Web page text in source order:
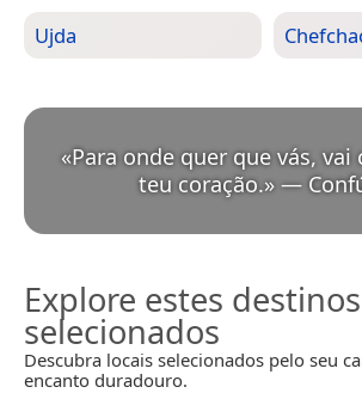
Ujda
«Para onde quer que vás,
teu coração.» —
Explore estes destinos
selecionados
Descubra locais selecionados pelo seu
encanto duradouro.